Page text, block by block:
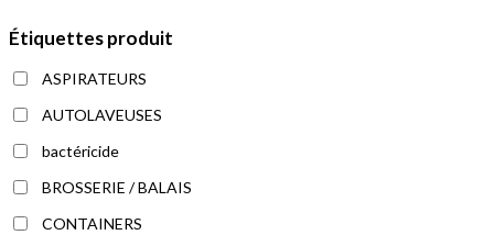
Étiquettes produit
ASPIRATEURS
AUTOLAVEUSES
bactéricide
BROSSERIE / BALAIS
CONTAINERS